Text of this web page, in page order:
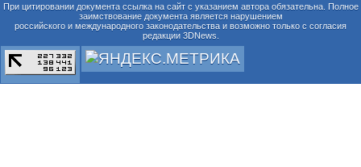
При цитировании документа ссылка на сайт с указанием автора обязательна. Полное
заимствование документа является нарушением
российского и международного законодательства и возможно только с согласия
редакции 3DNews.